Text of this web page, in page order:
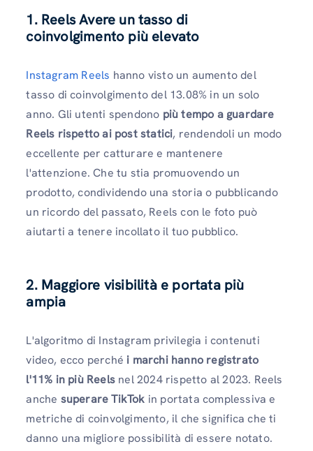
1. Reels Avere un tasso di
coinvolgimento più elevato
Instagram Reels hanno visto un aumento del
tasso di coinvolgimento del 13.08% in un solo
anno. Gli utenti spendono più tempo a guardare
Reels rispetto ai post statici, rendendoli un modo
eccellente per catturare e mantenere
l'attenzione. Che tu stia promuovendo un
prodotto, condividendo una storia o pubblicando
un ricordo del passato, Reels con le foto può
aiutarti a tenere incollato il tuo pubblico.
2. Maggiore visibilità e portata più
ampia
L'algoritmo di Instagram privilegia i contenuti
video, ecco perché i marchi hanno registrato
l'11% in più Reels nel 2024 rispetto al 2023. Reels
anche superare TikTok in portata complessiva e
metriche di coinvolgimento, il che significa che ti
danno una migliore possibilità di essere notato.